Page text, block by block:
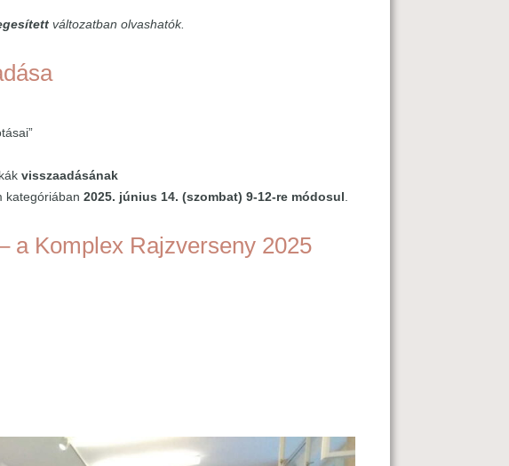
változatban olvashatók.
visszaadásának
kategóriában2025. június 14. (szombat) 9-12-re módosul
a Komplex Rajzverseny 2025